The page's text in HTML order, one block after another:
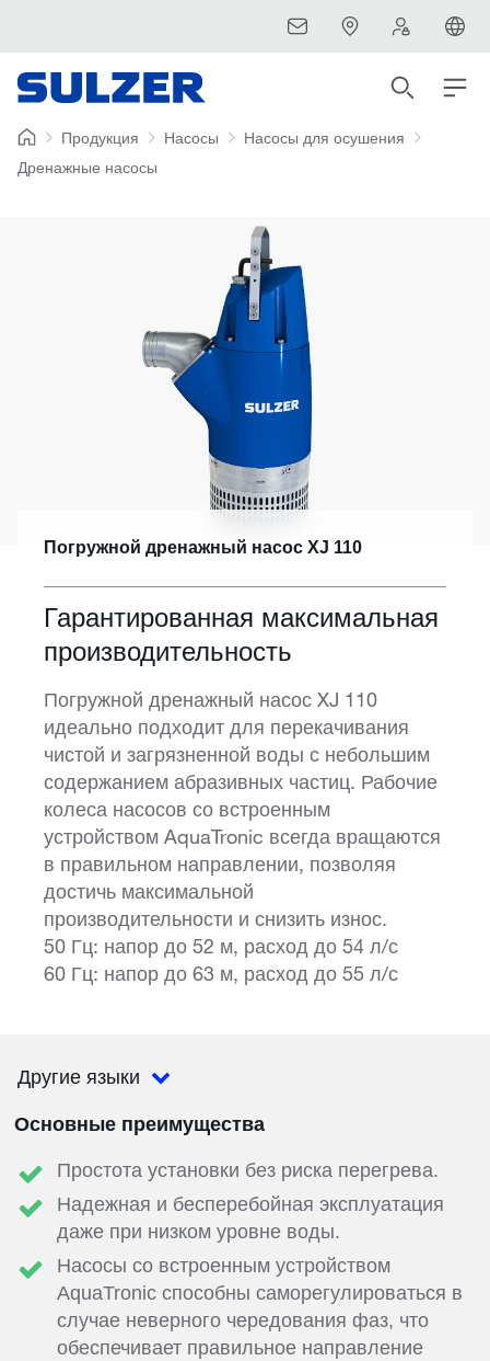
Продукция Насосы
Насосы для осушения
Дренажные насосы
Погружной дренажный насос XJ 110
Гарантированная максимальная
производительность
Погружной дренажный насос XJ 110
идеально подходит для перекачивания
чистой и загрязненной воды с небольшим
содержанием абразивных частиц. Рабочие
колеса насосов со встроенным
устройством AquaTronic всегда вращаются
в правильном направлении, позволяя
достичь максимальной
производительности и снизить износ.
50 Гц: напор до 52 м, расход до 54 л/с
60 Гц: напор до 63 м, расход до 55 л/с
Другие языки
Основные преимущества
Простота установки без риска перегрева.
Надежная и бесперебойная эксплуатация
даже при низком уровне воды.
Насосы со встроенным устройством
AquaTronic способны саморегулироваться в
случае неверного чередования фаз, что
обеспечивает правильное направление